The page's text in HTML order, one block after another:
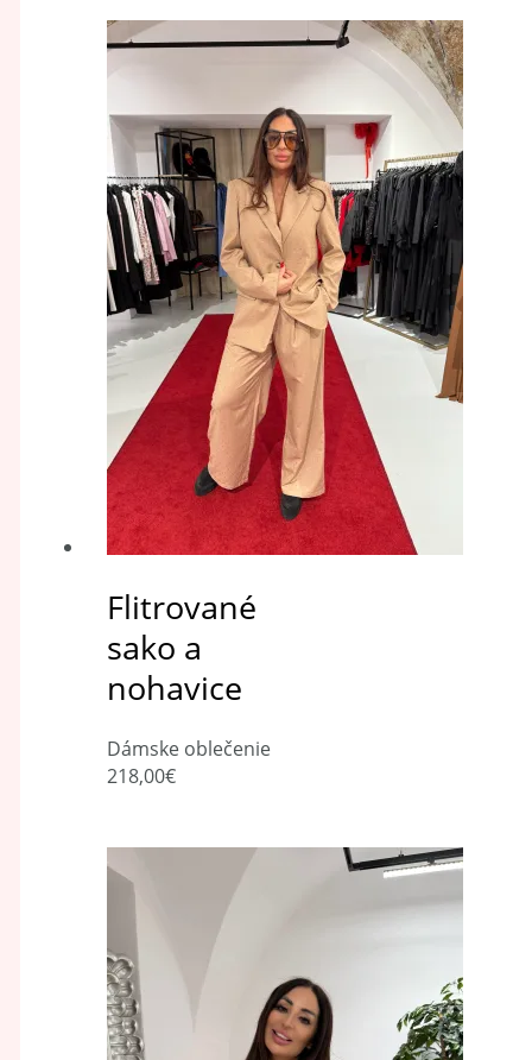
Flitrované
sako a
nohavice
Dámske oblečenie
218,00€